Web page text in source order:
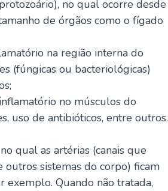
no qual ocorre desde
de órgãos como o fígado
na região interna do
(fúngicas ou bacteriológicas)
no músculos do
uso de antibióticos, entre outros.
qual as artérias (canais que
outros sistemas do corpo) ficam
Quando não tratada,